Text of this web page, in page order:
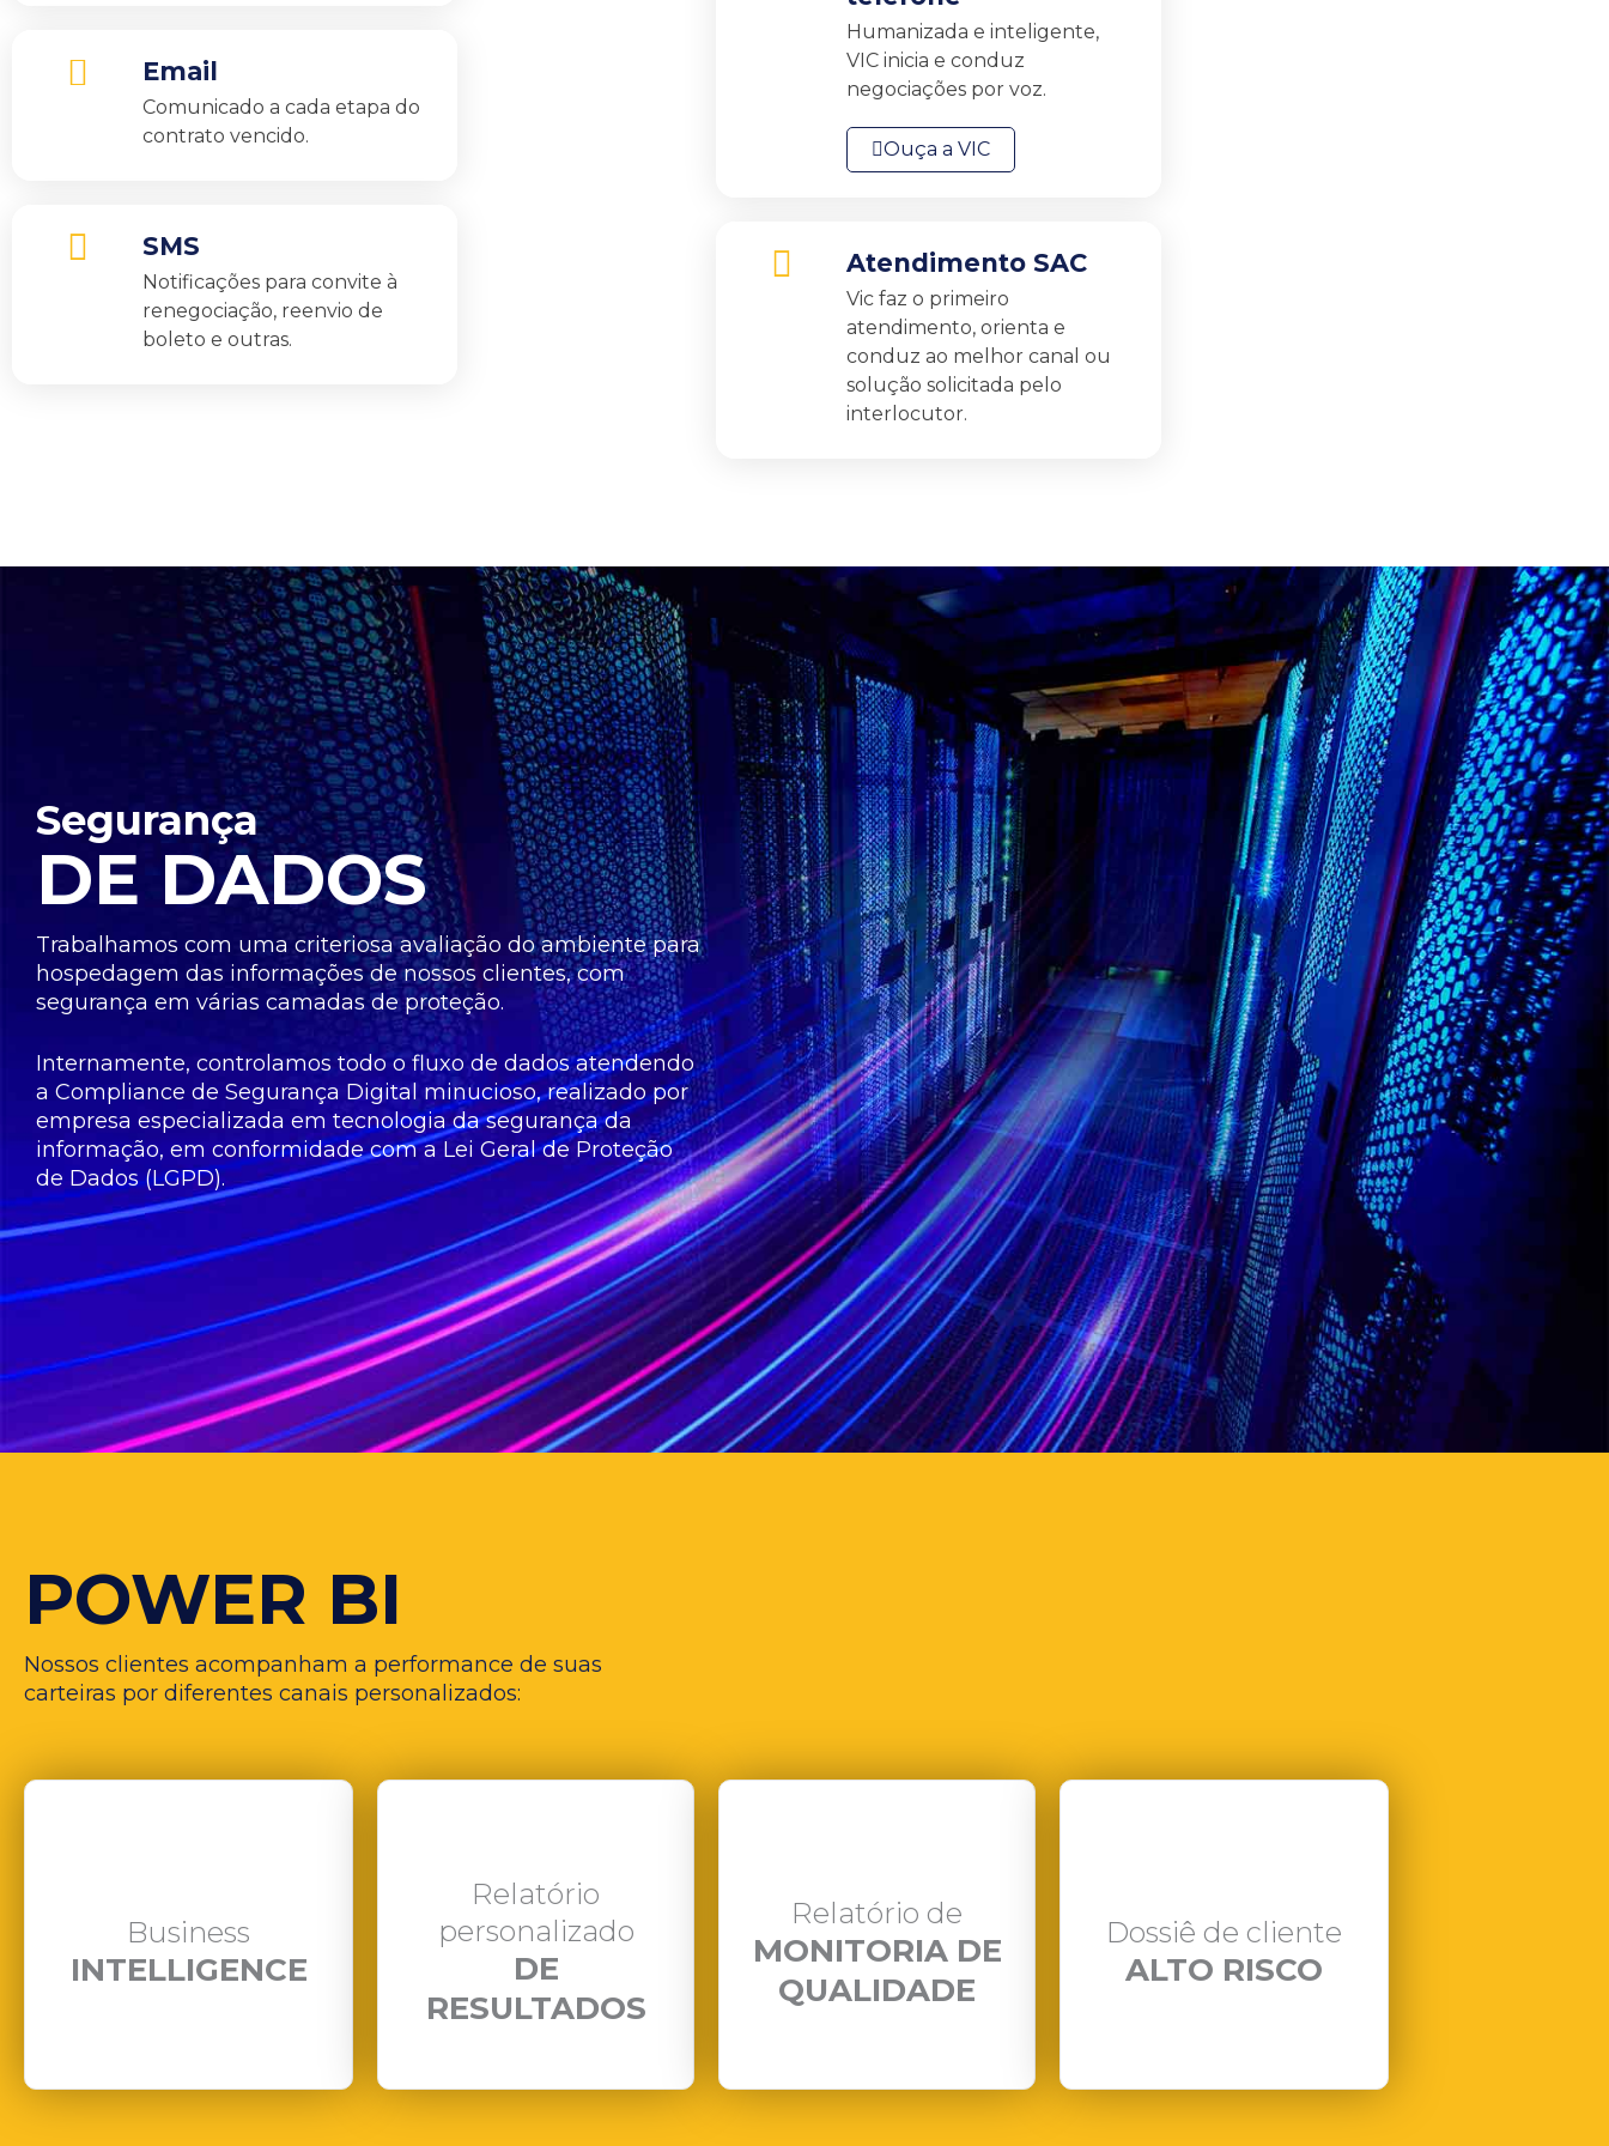
Email
Comunicado a cada etapa do
contrato vencido.
SMS
Notificações para convite à
renegociação, reenvio de
boleto e outras.
Humanizada e inteligente,
VIC inicia e conduz
negociações por voz.
Ouça a VIC
Atendimento SAC
Vic faz o primeiro
atendimento, orienta e
conduz ao melhor canal ou
solução solicitada pelo
interlocutor.
Segurança
DE DADOS
Trabalhamos com uma criteriosa avaliação do ambiente para
hospedagem das informações de nossos clientes, com
segurança em várias camadas de proteção.
Internamente, controlamos todo o fluxo de dados atendendo
a Compliance de Segurança Digital minucioso, realizado por
empresa especializada em tecnologia da segurança da
informação, em conformidade com a Lei Geral de Proteção
de Dados (LGPD).
POWER BI
Nossos clientes acompanham a performance de suas
carteiras por diferentes canais personalizados:
Business
INTELLIGENCE
Relatório
personalizado
DE
RESULTADOS
Relatório de
MONITORIA DE
QUALIDADE
Dossiê de cliente
ALTO RISCO